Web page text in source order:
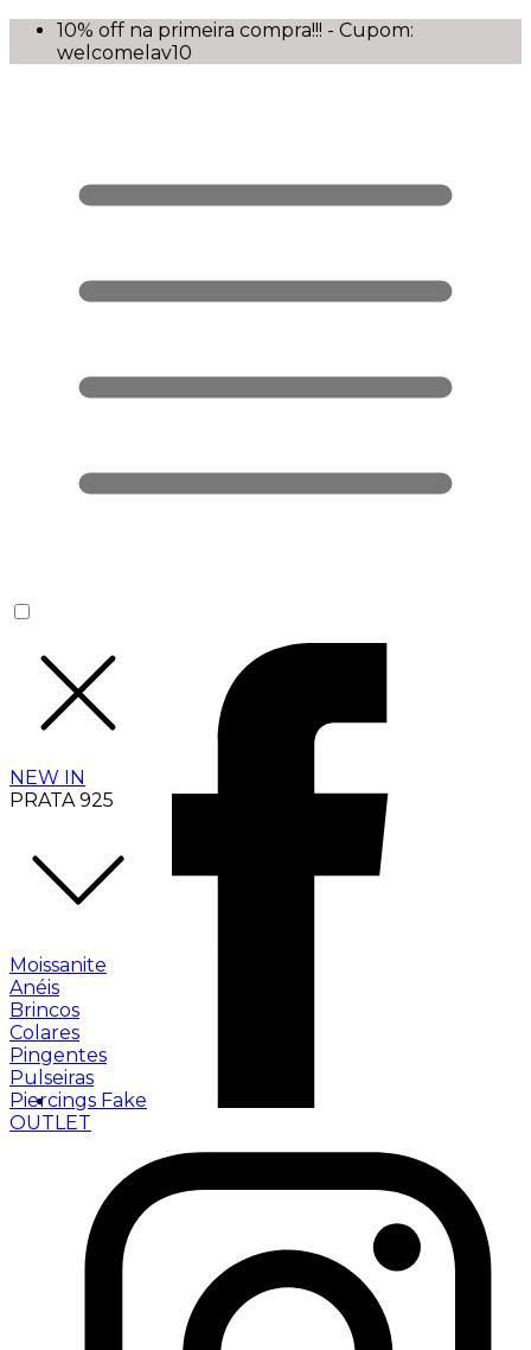
10% off na primeira compra!!! - Cupom:
welcomelav10
NEW IN
PRATA 925
Moissanite
Anéis
Brincos
Colares
Pingentes
Pulseiras
Piercings Fake
OUTLET